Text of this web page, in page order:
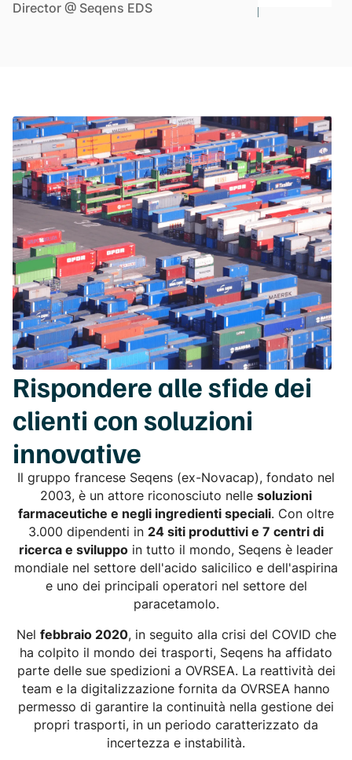
Director @ Seqens EDS
Rispondere alle sfide dei
clienti con soluzioni
innovative
Il gruppo francese Seqens (ex-Novacap), fondato nel
2003, è un attore riconosciuto nelle soluzioni
farmaceutiche e negli ingredienti speciali. Con oltre
3.000 dipendenti in 24 siti produttivi e 7 centri di
ricerca e sviluppo in tutto il mondo, Seqens è leader
mondiale nel settore dell'acido salicilico e dell'aspirina
e uno dei principali operatori nel settore del
paracetamolo.
Nel febbraio 2020, in seguito alla crisi del COVID che
ha colpito il mondo dei trasporti, Seqens ha affidato
parte delle sue spedizioni a OVRSEA. La reattività dei
team e la digitalizzazione fornita da OVRSEA hanno
permesso di garantire la continuità nella gestione dei
propri trasporti, in un periodo caratterizzato da
incertezza e instabilità.